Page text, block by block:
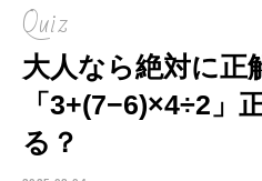
Quiz
大人なら絶対に正
「3+(7−6)×4÷2」
る？